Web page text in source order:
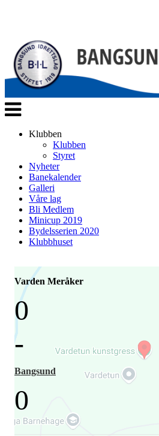
Veksle
navigasjon
Klubben
Klubben
Styret
Nyheter
Banekalender
Galleri
Våre lag
Bli Medlem
Minicup 2019
Bydelsserien 2020
Klubbhuset
Varden Meråker
0
-
Bangsund
0